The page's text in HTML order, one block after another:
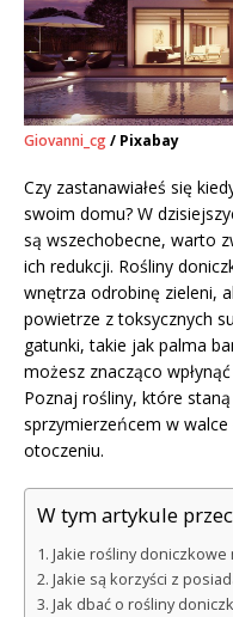
Giovanni_cg/ Pixabay
Czy zastanawiałeś się
swoim domu? W
są wszechobecne, warto
ich redukcji. Rośliny
wnętrza odrobinę zieleni,
powietrze z toksycznych
gatunki, takie jak palma
możesz znacząco
Poznaj rośliny, które
sprzymierzeńcem w
otoczeniu.
W tym artykule
Jakie rośliny
Jakie są korzyści z
Jak dbać o rośliny